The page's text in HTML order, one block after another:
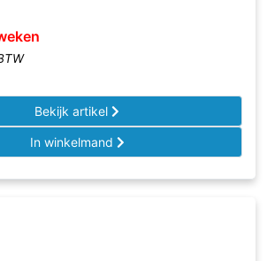
Bekijk artikel
In winkelmand